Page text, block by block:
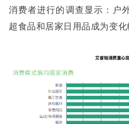
消费者进行的调查显示：户
超食品和居家日用品成为变化